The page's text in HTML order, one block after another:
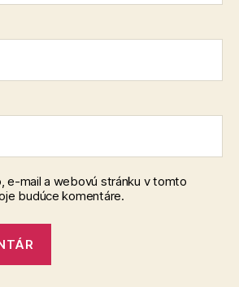
e-mail a webovú stránku v tomto
budúce komentáre.